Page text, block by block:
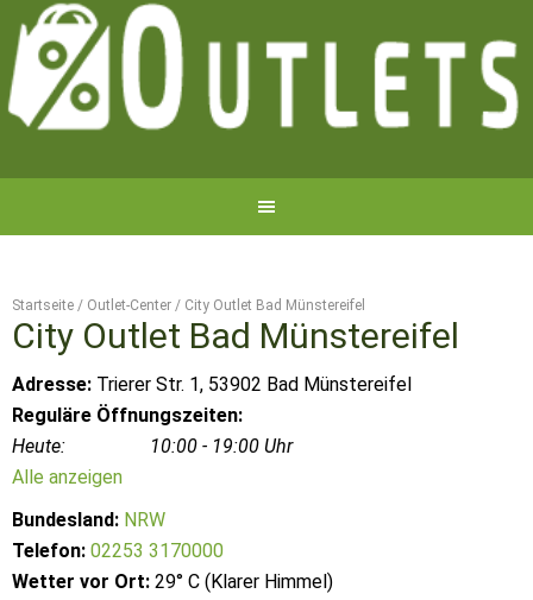
Startseite / Outlet-Center / City Outlet Bad Münstereifel
City Outlet Bad Münstereifel
Adresse: Trierer Str. 1, 53902 Bad Münstereifel
Reguläre Öffnungszeiten:
Heute:
10:00 - 19:00 Uhr
Alle anzeigen
Bundesland: NRW
Telefon: 02253 3170000
Wetter vor Ort: 29° C (Klarer Himmel)